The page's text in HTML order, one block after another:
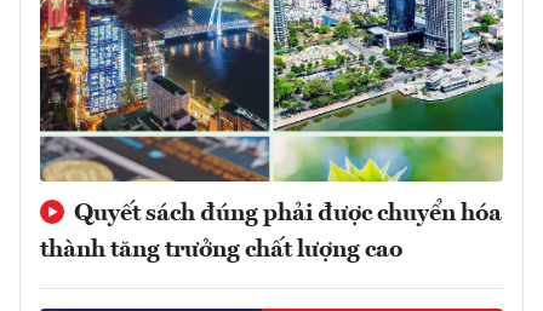
Quyết sách đúng phải được chuyển hóa
thành tăng trưởng chất lượng cao